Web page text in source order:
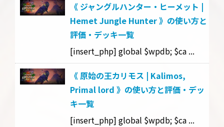
《 ジャングルハンター・ヒーメット |
Hemet Jungle Hunter 》の使い方と
評価・デッキ一覧
[insert_php] global $wpdb; $ca ...
《 原始の王カリモス | Kalimos,
Primal lord 》の使い方と評価・デッ
キ一覧
[insert_php] global $wpdb; $ca ...